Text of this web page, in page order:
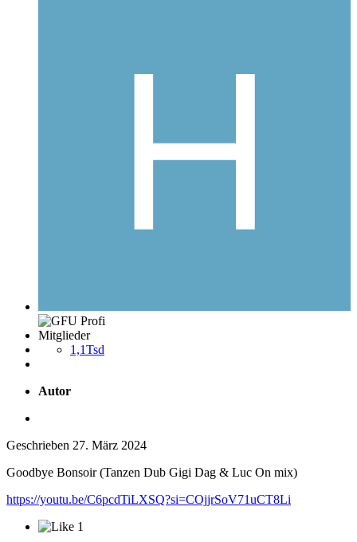
Mitglieder
1,1Tsd
Autor
Geschrieben 27. März 2024
Goodbye Bonsoir (Tanzen Dub Gigi Dag & Luc On mix)
https://youtu.be/C6pcdTiLXSQ?si=COjjrSoV71uCT8Li
1